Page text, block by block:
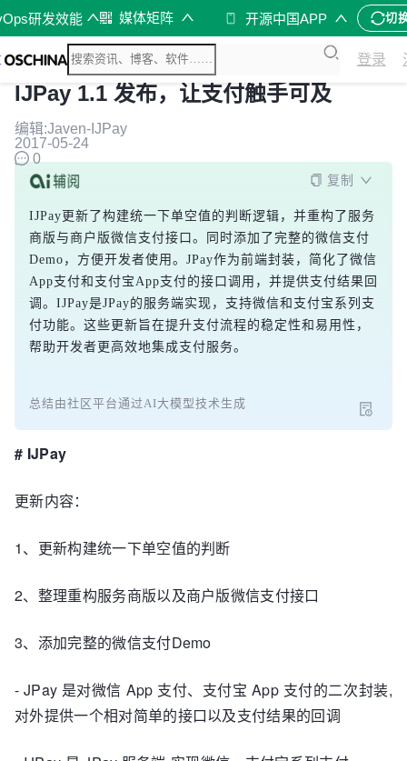
研发效能 媒体矩阵 开源中国APP 切
登录
IJPay 1.1 发布，让支付触手可及
编辑:Javen-IJPay
2017-05-24
0
复制
IJPay更新了构建统一下单空值的判断逻辑，并重构了服务
商版与商户版微信支付接口。同时添加了完整的微信支付
Demo，方便开发者使用。JPay作为前端封装，简化了微信
App支付和支付宝App支付的接口调用，并提供支付结果回
调。IJPay是JPay的服务端实现，支持微信和支付宝系列支
付功能。这些更新旨在提升支付流程的稳定性和易用性，
帮助开发者更高效地集成支付服务。
总结由社区平台通过AI大模型技术生成
# IJPay
更新内容：
1、更新构建统一下单空值的判断
2、整理重构服务商版以及商户版微信支付接口
3、添加完整的微信支付Demo
- JPay 是对微信 App 支付、支付宝 App 支付的二次封装,
对外提供一个相对简单的接口以及支付结果的回调